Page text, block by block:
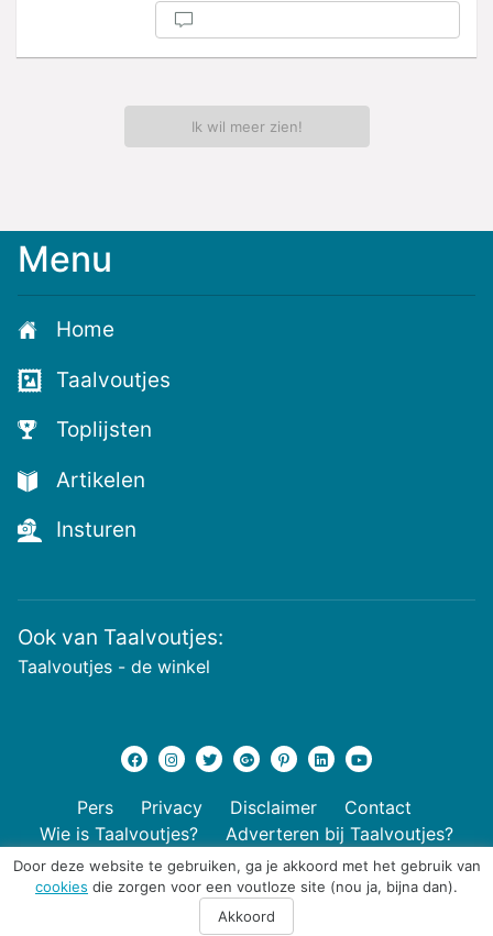
Ik wil meer zien!
Menu
Home
Taalvoutjes
Toplijsten
Artikelen
Insturen
Ook van Taalvoutjes:
Taalvoutjes - de winkel
Pers Privacy Disclaimer
Contact
Wie is Taalvoutjes?
Adverteren bij Taalvoutjes?
Door deze website te gebruiken, ga je akkoord met het gebruik van
cookies die zorgen voor een voutloze site (nou ja, bijna dan).
Akkoord